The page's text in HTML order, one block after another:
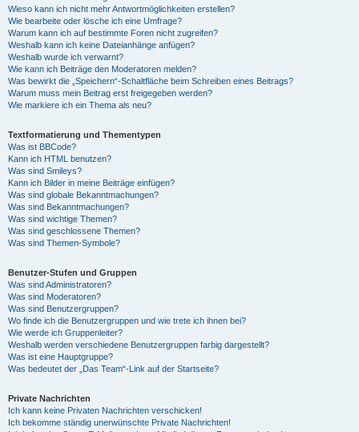
Wieso kann ich nicht mehr Antwortmöglichkeiten erstellen?
Wie bearbeite oder lösche ich eine Umfrage?
Warum kann ich auf bestimmte Foren nicht zugreifen?
Weshalb kann ich keine Dateianhänge anfügen?
Weshalb wurde ich verwarnt?
Wie kann ich Beiträge den Moderatoren melden?
Was bewirkt die „Speichern“-Schaltfläche beim Schreiben eines Beitrags?
Warum muss mein Beitrag erst freigegeben werden?
Wie markiere ich ein Thema als neu?
Textformatierung und Thementypen
Was ist BBCode?
Kann ich HTML benutzen?
Was sind Smileys?
Kann ich Bilder in meine Beiträge einfügen?
Was sind globale Bekanntmachungen?
Was sind Bekanntmachungen?
Was sind wichtige Themen?
Was sind geschlossene Themen?
Was sind Themen-Symbole?
Benutzer-Stufen und Gruppen
Was sind Administratoren?
Was sind Moderatoren?
Was sind Benutzergruppen?
Wo finde ich die Benutzergruppen und wie trete ich ihnen bei?
Wie werde ich Gruppenleiter?
Weshalb werden verschiedene Benutzergruppen farbig dargestellt?
Was ist eine Hauptgruppe?
Was bedeutet der „Das Team“-Link auf der Startseite?
Private Nachrichten
Ich kann keine Privaten Nachrichten verschicken!
Ich bekomme ständig unerwünschte Private Nachrichten!